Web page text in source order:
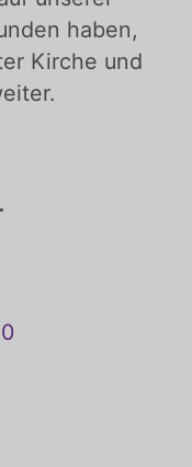
haben,
Kirche und